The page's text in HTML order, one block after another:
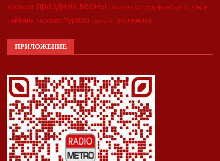
музыка праздник весны синьцзян сотрудничество спутник
тайвань торговля туризм экология экономика
ПРИЛОЖЕНИЕ